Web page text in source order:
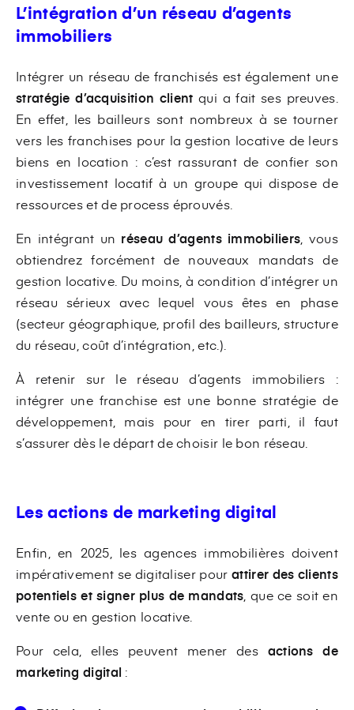
L’intégration d’un réseau d’agents
immobiliers
Intégrer un réseau de franchisés est également une
stratégie d’acquisition client qui a fait ses preuves.
En effet, les bailleurs sont nombreux à se tourner
vers les franchises pour la gestion locative de leurs
biens en location : c’est rassurant de confier son
investissement locatif à un groupe qui dispose de
ressources et de process éprouvés.
En intégrant un réseau d’agents immobiliers , vous
obtiendrez forcément de nouveaux mandats de
gestion locative. Du moins, à condition d’intégrer un
réseau sérieux avec lequel vous êtes en phase
(secteur géographique, profil des bailleurs, structure
du réseau, coût d’intégration, etc.).
À retenir sur le réseau d’agents immobiliers :
intégrer une franchise est une bonne stratégie de
développement, mais pour en tirer parti, il faut
s’assurer dès le départ de choisir le bon réseau.
Les actions de marketing digital
Enfin, en 2025, les agences immobilières doivent
impérativement se digitaliser pourattirer des clients
potentiels et signer plus de mandats , que ce soit en
vente ou en gestion locative.
Pour cela, elles peuvent mener desactions de
marketing digital :